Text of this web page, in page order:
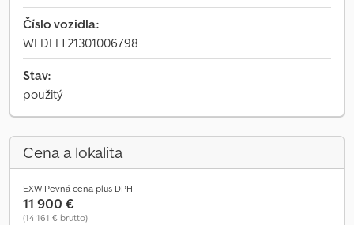
Číslo vozidla:
WFDFLT21301006798
Stav:
použitý
Cena a lokalita
EXW Pevná cena plus DPH
11 900 €
(14 161 € brutto)